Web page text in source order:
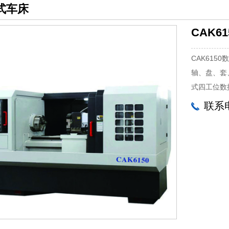
1 2 3 4 5
车床
CAK6150
轴、盘、套
式四工位
联系